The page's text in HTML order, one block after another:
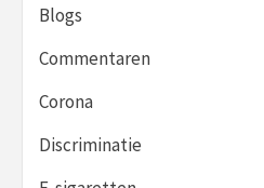
Blogs
Commentaren
Corona
Discriminatie